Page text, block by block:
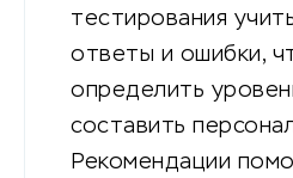
тестирования
ответы и ошибки,
определить
составить
Рекомендации